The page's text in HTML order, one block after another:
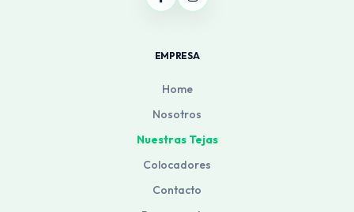
EMPRESA
Home
Nosotros
Nuestras Tejas
Colocadores
Contacto
(Ej: "Necesito tejas para 20 m2" o